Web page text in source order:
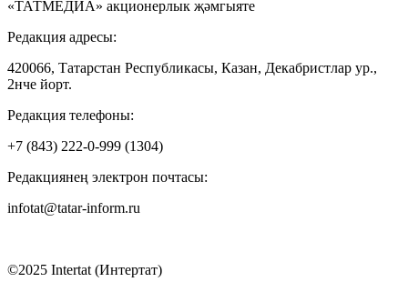
«ТАТМЕДИА» акционерлык җәмгыяте
Редакция адресы:
420066, Татарстан Республикасы, Казан, Декабристлар ур.,
2нче йорт.
Редакция телефоны:
+7 (843) 222-0-999 (1304)
Редакциянең электрон почтасы:
infotat@tatar-inform.ru
©2025 Intertat (Интертат)